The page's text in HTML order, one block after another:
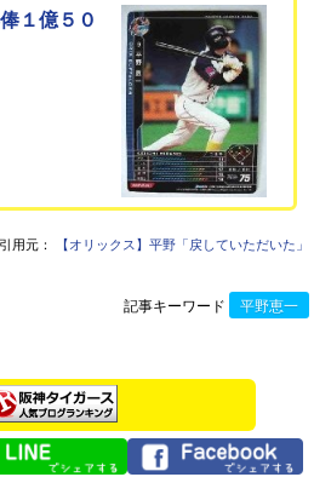
１億５０
引用元： 【オリックス】平野「戻していただいた」
記事キーワード 平野恵一